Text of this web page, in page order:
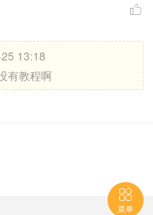
13:18
有教程啊

菜单